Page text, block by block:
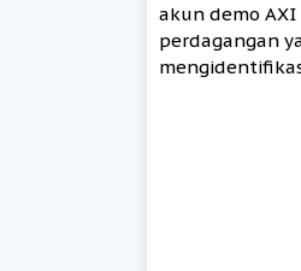
akun demo
perdagangan